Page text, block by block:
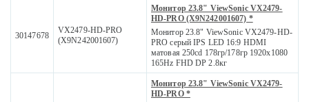
30147678
VX2479-HD-PRO
(X9N242001607)
Монитор 23.8" ViewSonic VX2479-
HD-PRO (X9N242001607) *
Монитор 23.8" ViewSonic VX2479-HD-
PRO серый IPS LED 16:9 HDMI
матовая 250cd 178гр/178гр 1920x1080
165Hz FHD DP 2.8кг
Монитор 23.8" ViewSonic VX2479-
HD-PRO *